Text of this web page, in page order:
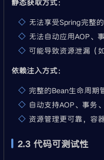
无法享受Spring完整
无法自动应用AOP、
可能导致资源泄漏（
依赖注入方式：
完整的Bean生命周期
自动支持AOP、事务
资源管理更可靠，容
2.3 代码可测试性